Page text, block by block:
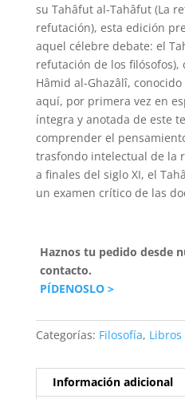
su Tahâfut al-Tahâfut (La
refutación), esta edición
aquel célebre debate: el
refutación de los filósofos),
Hâmid al-Ghazâlî,
aquí, por primera vez en
íntegra y anotada de este
comprender el
trasfondo intelectual de la
a finales del siglo XI, el
un examen crítico de las
Haznos tu pedido desde
contacto.
PÍDENOSLO >
Categorías: Filosofía, Libros
Información adicional